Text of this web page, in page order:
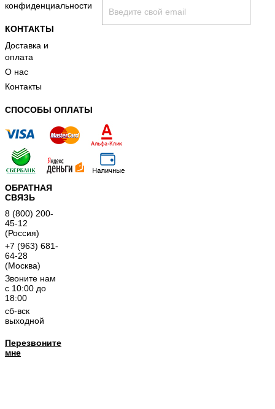
принимаю условия
конфиденциальности
КОНТАКТЫ
Доставка и
оплата
О нас
Контакты
СПОСОБЫ ОПЛАТЫ
ОБРАТНАЯ
СВЯЗЬ
8 (800) 200-
45-12
(Россия)
+7 (963) 681-
64-28
(Москва)
Звоните нам
с 10:00 до
18:00
сб-вск
выходной
Перезвоните
мне